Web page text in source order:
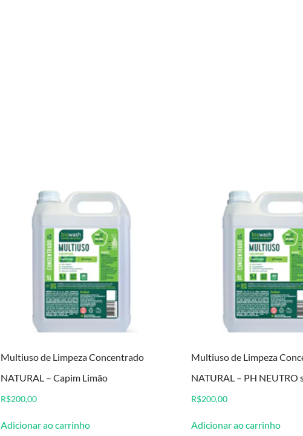
Multiuso de Limpeza Concentrado
NATURAL – Capim Limão
R$200,00
Adicionar ao carrinho
Multiuso de Limpeza
NATURAL – PH NEUTRO
R$200,00
Adicionar ao carrinho